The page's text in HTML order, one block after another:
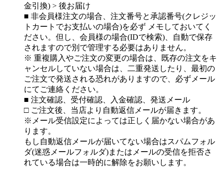
金引換) > 後お届け
■ 非会員様注文の場合、注文番号と承認番号(クレジッ
トカートでお支払いの場合)を必ず メモしておいてく
ださい。但し、会員様の場合(IDで検索)、自動で保存
されますので別で管理する必要はありません。
※ 重複購入やご注文の変更の場合は、既存の注文をキ
ャンセルしていない場合は、二重発送したり、最初の
ご注文で発送される恐れがありますので、必ずメール
にてご連絡ください。
■ 注文確認、受付確認、入金確認、発送メール
□ ご注文後、当店より自動返信メールが届きます。
※メール受信設定によっては正しく届かない場合があ
ります。
もし自動返信メールが届いてない場合はスパムフォル
ダ(迷惑メールフォルダ)またはメールの受信を拒否さ
れている場合は一時的に解除をお願いします。